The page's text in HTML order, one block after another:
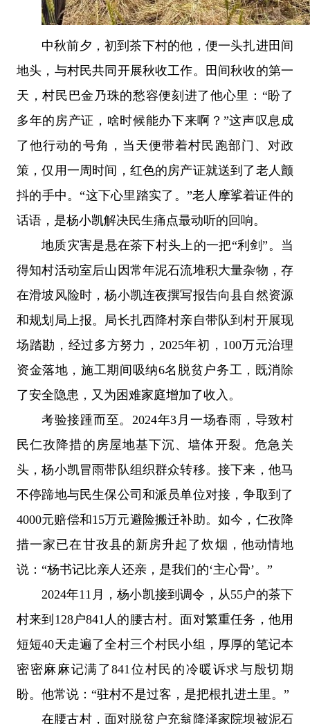
中秋前夕，初到茶下村的他，便一头扎进田间
地头，与村民共同开展秋收工作。田间秋收的第一
天，村民巴金乃珠的愁容便刻进了他心里：“盼了
多年的房产证，啥时候能办下来啊？”这声叹息成
了他行动的号角，当天便带着村民跑部门、对政
策，仅用一周时间，红色的房产证就送到了老人颤
抖的手中。“这下心里踏实了。”老人摩挲着证件的
话语，是杨小凯解决民生痛点最动听的回响。
地质灾害是悬在茶下村头上的一把“利剑”。当
得知村活动室后山因常年泥石流堆积大量杂物，存
在滑坡风险时，杨小凯连夜撰写报告向县自然资源
和规划局上报。局长扎西降村亲自带队到村开展现
场踏勘，经过多方努力，2025年初，100万元治理
资金落地，施工期间吸纳6名脱贫户务工，既消除
了安全隐患，又为困难家庭增加了收入。
考验接踵而至。2024年3月一场春雨，导致村
民仁孜降措的房屋地基下沉、墙体开裂。危急关
头，杨小凯冒雨带队组织群众转移。接下来，他马
不停蹄地与民生保公司和派员单位对接，争取到了
4000元赔偿和15万元避险搬迁补助。如今，仁孜降
措一家已在甘孜县的新房升起了炊烟，他动情地
说：“杨书记比亲人还亲，是我们的‘主心骨’。”
2024年11月，杨小凯接到调令，从55户的茶下
村来到128户841人的腰古村。面对繁重任务，他用
短短40天走遍了全村三个村民小组，厚厚的笔记本
密密麻麻记满了841位村民的冷暖诉求与殷切期
盼。他常说：“驻村不是过客，是把根扎进土里。”
在腰古村，面对脱贫户充翁降泽家院坝被泥石